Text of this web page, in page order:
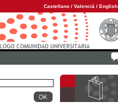
Castellano / Valencià / English